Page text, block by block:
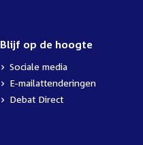
Blijf op de hoogte
Sociale media
E-mailattenderingen
Debat Direct